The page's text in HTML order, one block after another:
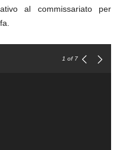
al commissariato per
1 of 7